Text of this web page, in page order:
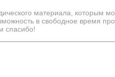
материала, которым
в свободное время
спасибо!